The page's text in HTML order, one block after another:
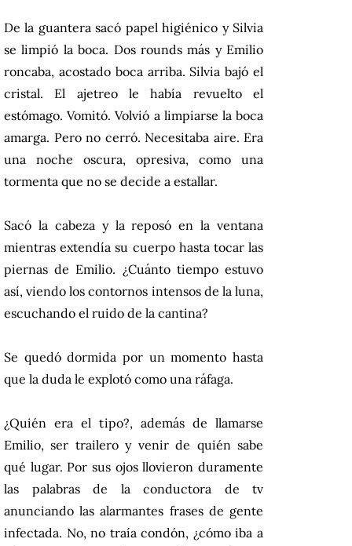
De la guantera sacó papel higiénico y Silvia
se limpió la boca. Dos rounds más y Emilio
roncaba, acostado boca arriba. Silvia bajó el
cristal. El ajetreo le había revuelto el
estómago. Vomitó. Volvió a limpiarse la boca
amarga. Pero no cerró. Necesitaba aire. Era
una noche oscura, opresiva, como una
tormenta que no se decide a estallar.
Sacó la cabeza y la reposó en la ventana
mientras extendía su cuerpo hasta tocar las
piernas de Emilio. ¿Cuánto tiempo estuvo
así, viendo los contornos intensos de la luna,
escuchando el ruido de la cantina?
Se quedó dormida por un momento hasta
que la duda le explotó como una ráfaga.
¿Quién era el tipo?, además de llamarse
Emilio, ser trailero y venir de quién sabe
qué lugar. Por sus ojos llovieron duramente
las palabras de la conductora de tv
anunciando las alarmantes frases de gente
infectada. No, no traía condón, ¿cómo iba a